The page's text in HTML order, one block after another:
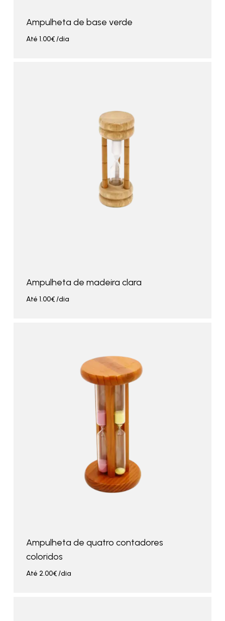
Ampulheta de base verde
Até 1.00€/dia
Ampulheta de madeira clara
Até 1.00€/dia
Ampulheta de quatro contadores
coloridos
Até 2.00€/dia